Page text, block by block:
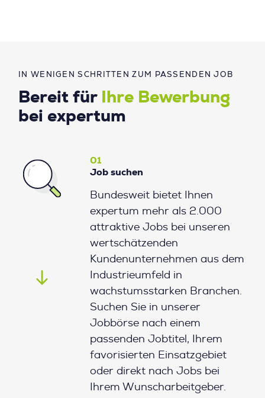
IN WENIGEN SCHRITTEN ZUM PASSENDEN JOB
Bereit für
Ihre Bewerbung
bei expertum
01
Job suchen
Bundesweit bietet Ihnen
expertum mehr als 2.000
attraktive Jobs bei unseren
wertschätzenden
Kundenunternehmen aus dem
Industrieumfeld in
wachstumsstarken Branchen.
Suchen Sie in unserer
Jobbörse nach einem
passenden Jobtitel, Ihrem
favorisierten Einsatzgebiet
oder direkt nach Jobs bei
Ihrem Wunscharbeitgeber.